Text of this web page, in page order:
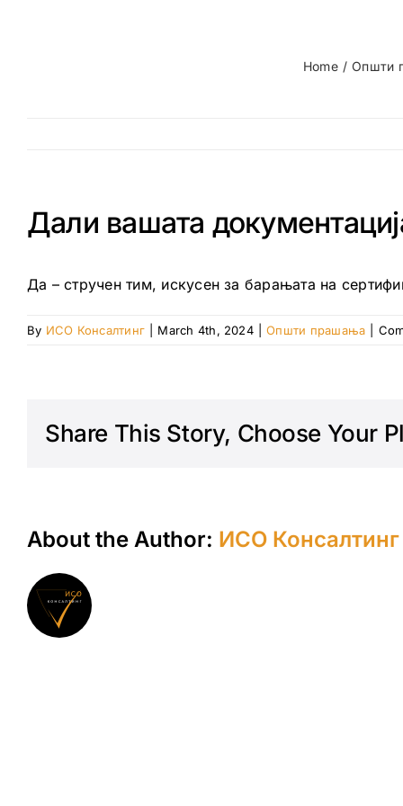
Home Општи
Дали вашата
Да – стручен тим, искусен за барањата на
By ИСО Консалтинг March 4th, 2024 Општи прашања
Share This Story, Choose Your
About the Author: ИСО Консалтинг